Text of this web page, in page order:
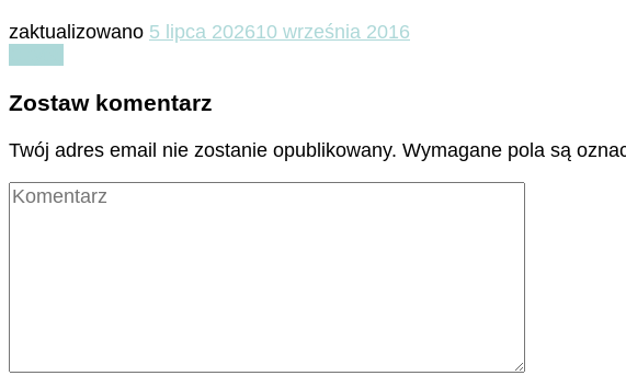
zaktualizowano 5 lipca 202610 września 2016
Zostaw komentarz
Twój adres email nie zostanie opublikowany. Wymagane pola są